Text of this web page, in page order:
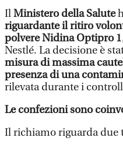
IlMinistero della Salute
riguardante il ritiro
polvereNidina Optipro 1
Nestlé. La decisione è
misura di massima
presenza di una
rilevata durante i
Le confezioni sono
Il richiamo riguarda due